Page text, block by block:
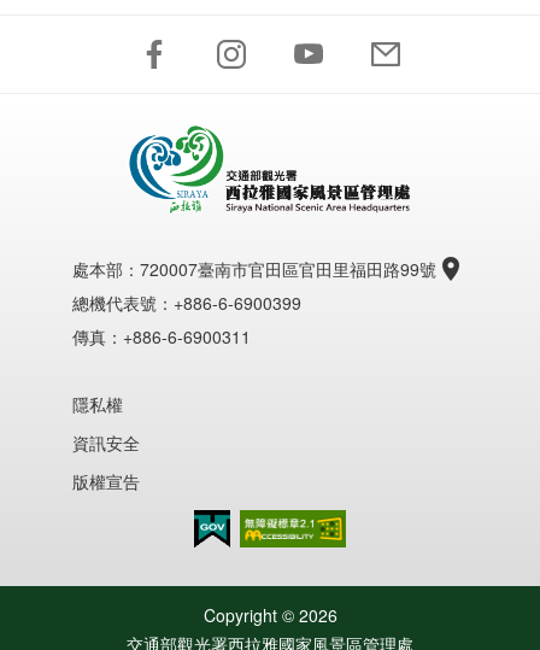
處本部： 720007臺南市官田區官田里福田路99號
總機代表號：+886-6-6900399
傳真：+886-6-6900311
隱私權
資訊安全
版權宣告
Copyright © 2026
交通部觀光署西拉雅國家風景區管理處